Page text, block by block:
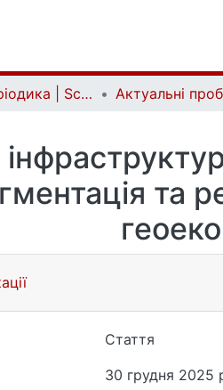
Наукова періодика | Scientific periodicals
та
Стаття
30 грудня 2025